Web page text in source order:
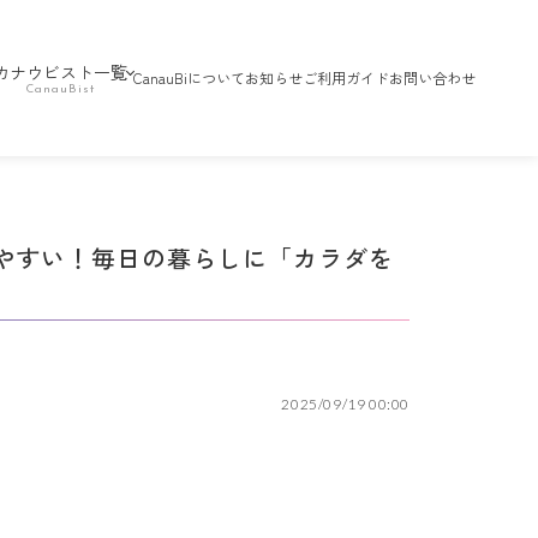
ナウビスト一覧 CanauBiについてお知らせご利用ガイドお問い合わせ
い！毎日の暮らしに「カラダを
2025/09/19 00:00